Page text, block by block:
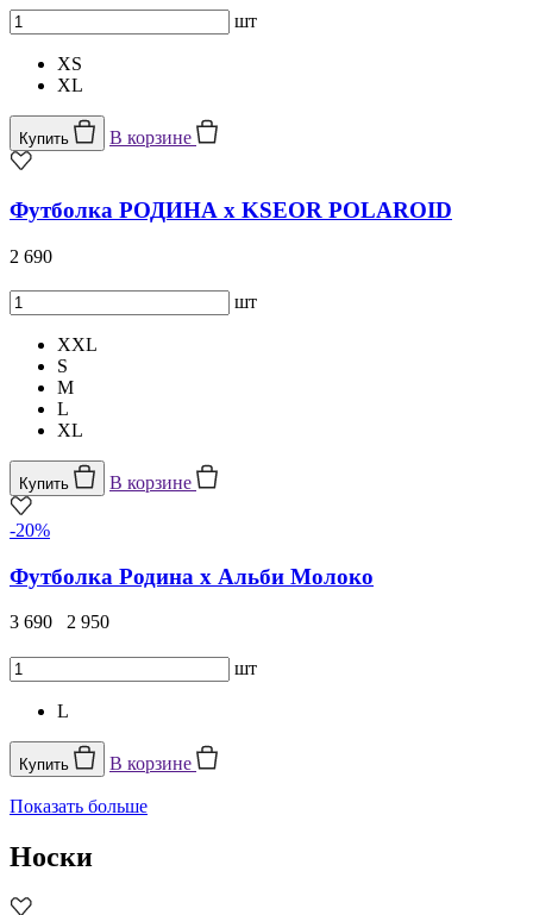
шт
XS
XL
Купить В корзине
Футболка РОДИНА x KSEOR POLAROID
2 690
шт
XXL
S
M
L
XL
Купить В корзине
-20%
Футболка Родина х Альби Молоко
3 690 2 950
шт
L
Купить В корзине
Показать больше
Носки